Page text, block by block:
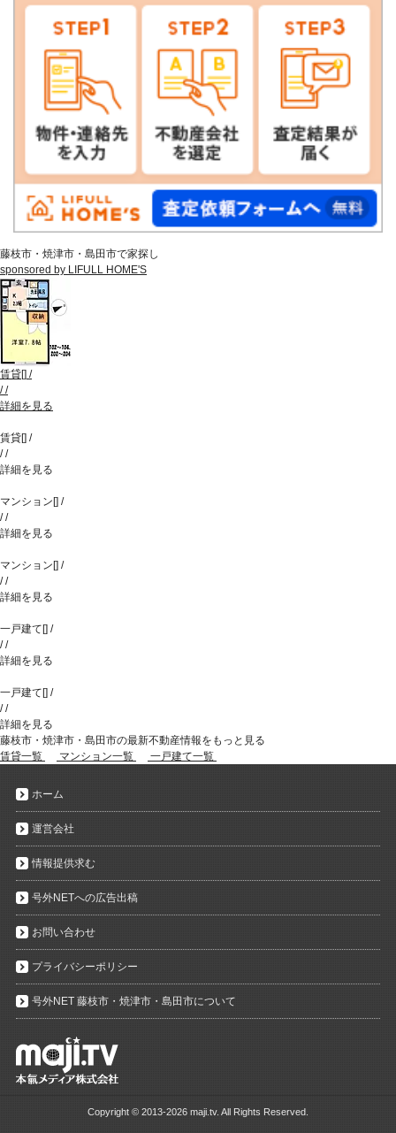
藤枝市・焼津市・島田市で家探し
sponsored by LIFULL HOME'S
賃貸[] /
//
詳細を見る
賃貸[] /
//
詳細を見る
マンション [] /
//
詳細を見る
マンション [] /
//
詳細を見る
一戸建て [] /
//
詳細を見る
一戸建て [] /
//
詳細を見る
藤枝市・焼津市・島田市の最新不動産情報をもっと見る
賃貸一覧
マンション一覧 一戸建て一覧
ホーム
運営会社
情報提供求む
号外NETへの広告出稿
お問い合わせ
プライバシーポリシー
号外NET 藤枝市・焼津市・島田市について
Copyright © 2013-2026 maji.tv. All Rights Reserved.